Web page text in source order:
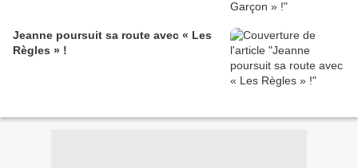
Jeanne poursuit sa route avec « Les
Règles » !